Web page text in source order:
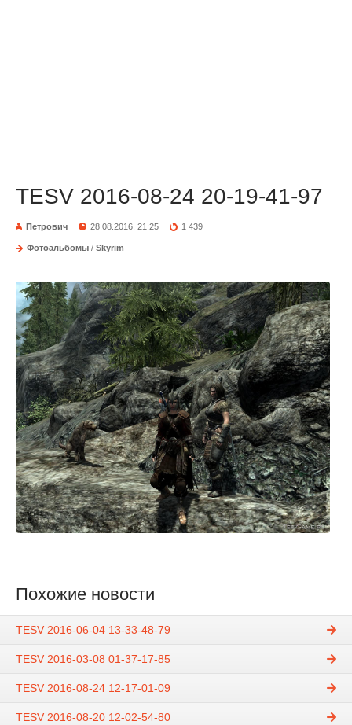
TESV 2016-08-24 20-19-41-97
Петрович 28.08.2016, 21:25 1 439
Фотоальбомы / Skyrim
Похожие новости
TESV 2016-06-04 13-33-48-79
TESV 2016-03-08 01-37-17-85
TESV 2016-08-24 12-17-01-09
TESV 2016-08-20 12-02-54-80